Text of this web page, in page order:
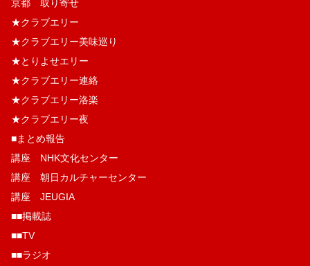
京都 取り寄せ
★クラブエリー
★クラブエリー美味巡り
★とりよせエリー
★クラブエリー連絡
★クラブエリー洛楽
★クラブエリー夜
■まとめ報告
講座 NHK文化センター
講座 朝日カルチャーセンター
講座 JEUGIA
■■掲載誌
■■TV
■■ラジオ